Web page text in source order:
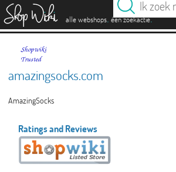
alle webshops. één zoekactie.
amazingsocks.com
AmazingSocks
Ratings and Reviews